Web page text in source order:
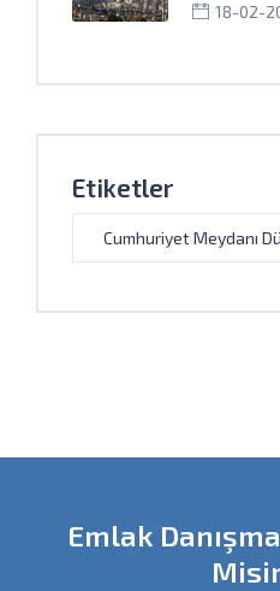
18-02-
Etiketler
Cumhuriyet Meydanı
Emlak